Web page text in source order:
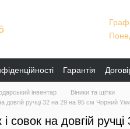
Гарантія
інвентар
Віники та щітки
довгій ручці 32 на 29 на 95 см Чорний
і совок на довгій